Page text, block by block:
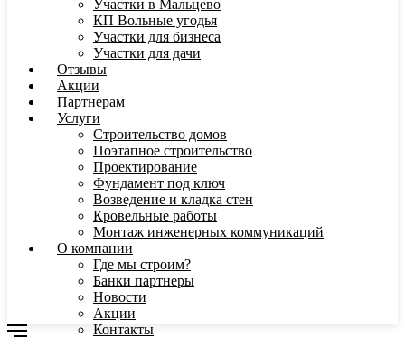
Участки в Мальцево
КП Вольные угодья
Участки для бизнеса
Участки для дачи
Отзывы
Акции
Партнерам
Услуги
Строительство домов
Поэтапное строительство
Проектирование
Фундамент под ключ
Возведение и кладка стен
Кровельные работы
Монтаж инженерных коммуникаций
О компании
Где мы строим?
Банки партнеры
Новости
Акции
Контакты